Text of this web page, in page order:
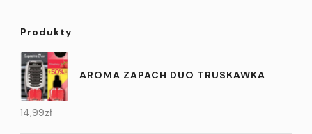
Produkty
AROMA ZAPACH DUO TRUSKAWKA
14,99zł